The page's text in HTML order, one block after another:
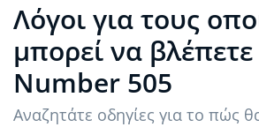
Λόγοι για τους
μπορεί να
Number 505
Αναζητάτε οδηγίες για το πώς